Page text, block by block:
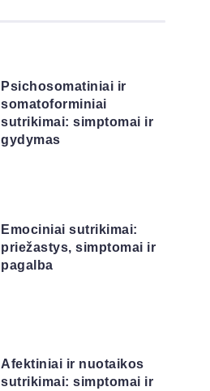
Psichosomatiniai ir
somatoforminiai
sutrikimai: simptomai ir
gydymas
Emociniai sutrikimai:
priežastys, simptomai ir
pagalba
Afektiniai ir nuotaikos
sutrikimai: simptomai ir